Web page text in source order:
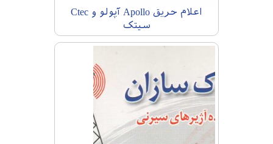
اعلام حریق Apollo آپولو و Ctec
سیتک